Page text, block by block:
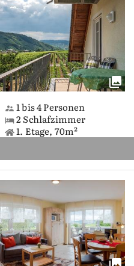
1 bis 4 Personen
2 Schlafzimmer
1. Etage, 70m²